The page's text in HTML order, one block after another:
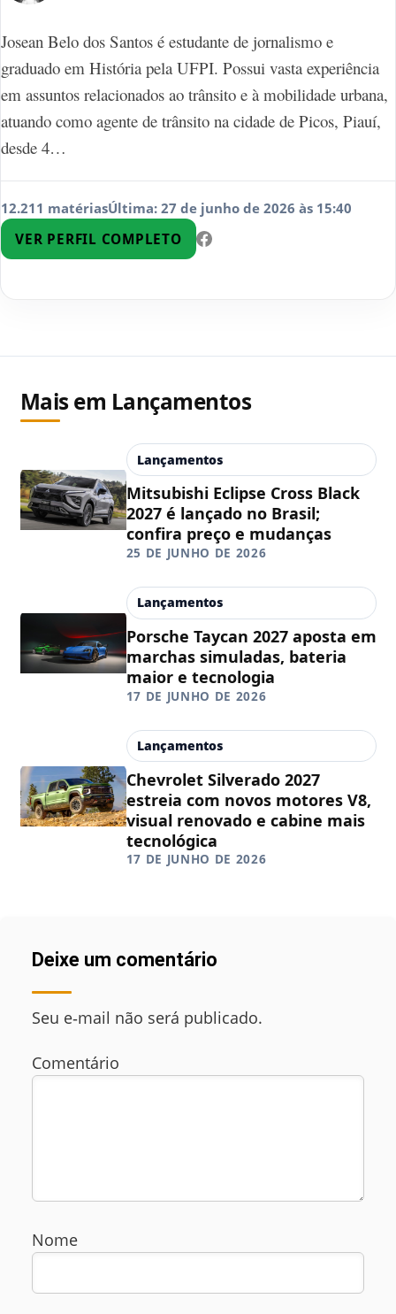
Josean Belo dos Santos é estudante de jornalismo e
graduado em História pela UFPI. Possui vasta experiência
em assuntos relacionados ao trânsito e à mobilidade urbana,
atuando como agente de trânsito na cidade de Picos, Piauí,
desde 4…
12.211 matériasÚltima: 27 de junho de 2026 às 15:40
VER PERFIL COMPLETO
Mais em Lançamentos
Lançamentos
Mitsubishi Eclipse Cross Black
2027 é lançado no Brasil;
confira preço e mudanças
25 DE JUNHO DE 2026
Lançamentos
Porsche Taycan 2027 aposta em
marchas simuladas, bateria
maior e tecnologia
17 DE JUNHO DE 2026
Lançamentos
Chevrolet Silverado 2027
estreia com novos motores V8,
visual renovado e cabine mais
tecnológica
17 DE JUNHO DE 2026
Deixe um comentário
Seu e‑mail não será publicado.
Comentário
Nome